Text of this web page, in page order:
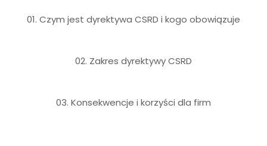
01. Czym jest dyrektywa CSRD i kogo obowiązuje
02. Zakres dyrektywy CSRD
03. Konsekwencje i korzyści dla firm